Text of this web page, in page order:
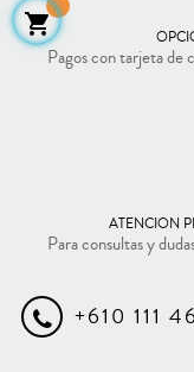
Pagos con tarjeta
ATENCION
Para consultas y
+610 111
